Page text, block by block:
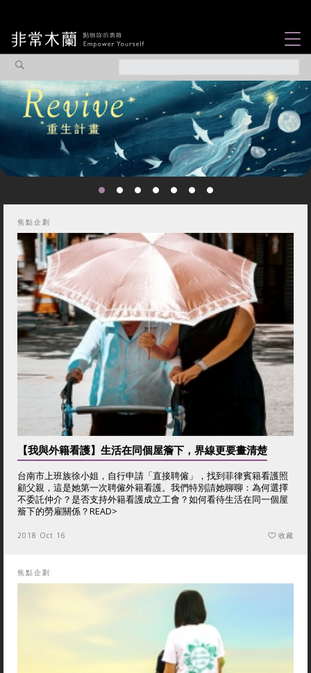
觀點專欄
焦點企劃
社會企業
認識我們
你不知道的那些女
性故事...
焦點企劃
【我與外籍看護】生活在同個屋簷下，界線更要畫清楚
台南市上班族徐小姐，自行申請「直接聘僱」，找到菲律賓籍看護照
顧父親，這是她第一次聘僱外籍看護。我們特別請她聊聊：為何選擇
不委託仲介？是否支持外籍看護成立工會？如何看待生活在同一個屋
簷下的勞雇關係？READ>
2018 Oct 16 收藏
焦點企劃